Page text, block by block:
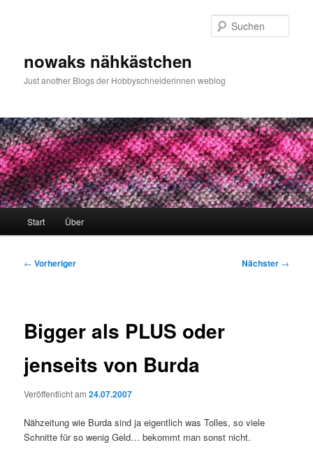
nowaks nähkästchen
Just another Blogs der Hobbyschneiderinnen weblog
Start Über
Beitragsnavigation
← Vorheriger Nächster →
Bigger als PLUS oder
jenseits von Burda
Veröffentlicht am24.07.2007
Nähzeitung wie Burda sind ja eigentlich was Tolles, so viele
Schnitte für so wenig Geld… bekommt man sonst nicht.